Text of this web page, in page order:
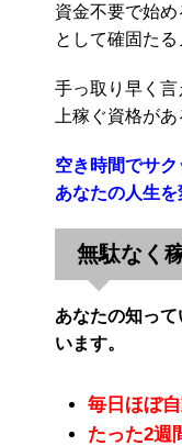
資金不要で始
として確固たる
手っ取り早く
上稼ぐ資格が
空き時間でサク
あなたの人生を
無駄なく
あなたの知っ
います。
毎日ほぼ
たった2週